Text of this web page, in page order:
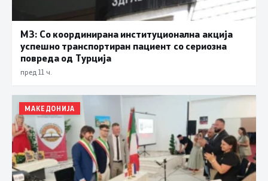
МЗ: Со координирана институционална акција
успешно транспортиран пациент со сериозна
повреда од Турција
пред 11 ч.
МАКЕДОНИЈА